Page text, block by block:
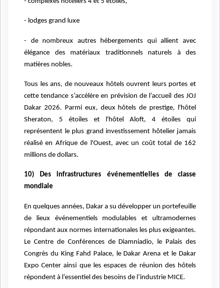
- lodges grand luxe
- de nombreux autres hébergements qui allient avec
élégance des matériaux traditionnels naturels à des
matières nobles.
Tous les ans, de nouveaux hôtels ouvrent leurs portes et
cette tendance s’accélère en prévision de l’accueil des JOJ
Dakar 2026. Parmi eux, deux hôtels de prestige, l'hôtel
Sheraton, 5 étoiles et l'hôtel Aloft, 4 étoiles qui
représentent le plus grand investissement hôtelier jamais
réalisé en Afrique de l'Ouest, avec un coût total de 162
millions de dollars.
10) Des infrastructures événementielles de classe
mondiale
En quelques années, Dakar a su développer un portefeuille
de lieux événementiels modulables et ultramodernes
répondant aux normes internationales les plus exigeantes.
Le Centre de Conférences de Diamniadio, le Palais des
Congrès du King Fahd Palace, le Dakar Arena et le Dakar
Expo Center ainsi que les espaces de réunion des hôtels
répondent à l’essentiel des besoins de l’industrie MICE.